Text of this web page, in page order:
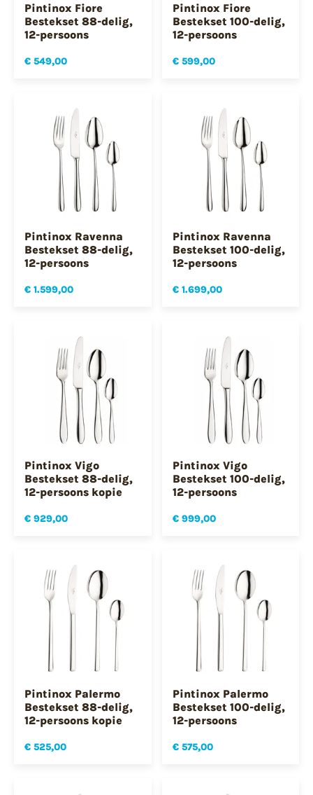
Pintinox Fiore
Bestekset 88-delig,
12-persoons
€ 549,00
Pintinox Fiore
Bestekset 100-delig,
12-persoons
€ 599,00
Pintinox Ravenna
Bestekset 88-delig,
12-persoons
€ 1.599,00
Pintinox Ravenna
Bestekset 100-delig,
12-persoons
€ 1.699,00
Pintinox Vigo
Bestekset 88-delig,
12-persoons kopie
€ 929,00
Pintinox Vigo
Bestekset 100-delig,
12-persoons
€ 999,00
Pintinox Palermo
Bestekset 88-delig,
12-persoons kopie
€ 525,00
Pintinox Palermo
Bestekset 100-delig,
12-persoons
€ 575,00